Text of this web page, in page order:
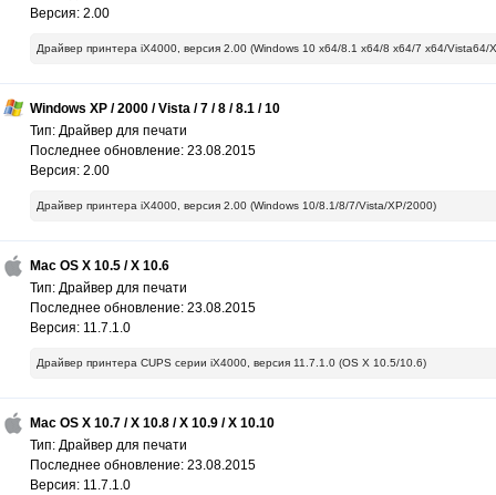
Версия: 2.00
Драйвер принтера iX4000, версия 2.00 (Windows 10 x64/8.1 x64/8 x64/7 x64/Vista64/
Windows XP / 2000 / Vista / 7 / 8 / 8.1 / 10
Тип: Драйвер для печати
Последнее обновление: 23.08.2015
Версия: 2.00
Драйвер принтера iX4000, версия 2.00 (Windows 10/8.1/8/7/Vista/XP/2000)
Mac OS X 10.5 / X 10.6
Тип: Драйвер для печати
Последнее обновление: 23.08.2015
Версия: 11.7.1.0
Драйвер принтера CUPS серии iX4000, версия 11.7.1.0 (OS X 10.5/10.6)
Mac OS X 10.7 / X 10.8 / X 10.9 / X 10.10
Тип: Драйвер для печати
Последнее обновление: 23.08.2015
Версия: 11.7.1.0